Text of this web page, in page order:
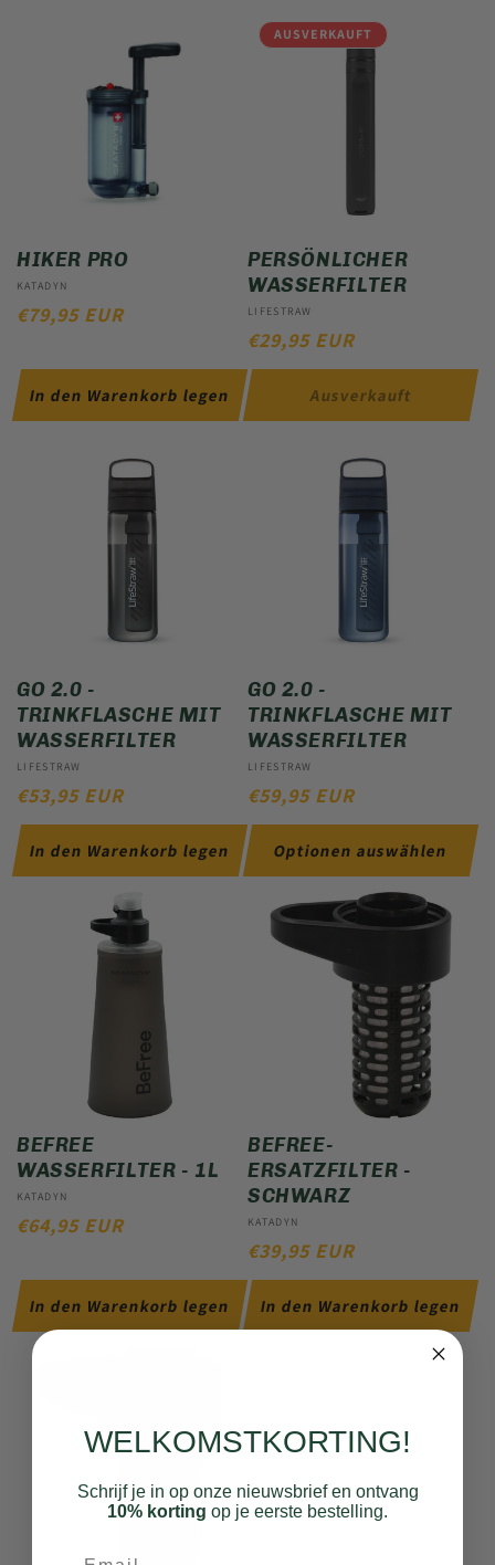
HIKER PRO
Anbieter:
KATADYN
NORMALER
€79,95 EUR
In den Warenkorb legen
AUSVERKAUFT
PERSÖNLICHER
WASSERFILTER
Anbieter:
LIFESTRAW
NORMALER
PREIS
€29,95 EUR
Ausverkauft
GO 2.0 -
TRINKFLASCHE MIT
WASSERFILTER
Anbieter:
LIFESTRAW
NORMALER
PREIS
€53,95 EUR
In den Warenkorb legen
GO 2.0 -
TRINKFLASCHE MIT
WASSERFILTER
Anbieter:
LIFESTRAW
NORMALER
PREIS
€59,95 EUR
Optionen auswählen
BEFREE
WASSERFILTER - 1L
Anbieter:
KATADYN
NORMALER
€64,95 EUR
In den Warenkorb legen
BEFREE-
ERSATZFILTER -
SCHWARZ
Anbieter:
KATADYN
NORMALER
PREIS
€39,95 EUR
In den Warenkorb legen
WELKOMSTKORTING!
Schrijf je in op onze nieuwsbrief en ontvang
10% korting op je eerste bestelling.